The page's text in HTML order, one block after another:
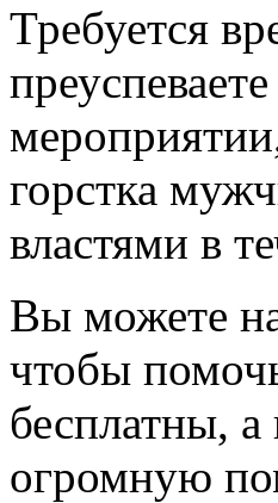
Требуется
горстка
властями в
Вы можете
чтобы
бесплатны,
огромную